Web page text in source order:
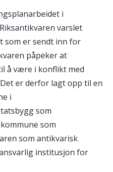
i
varslet
som er sendt inn for
påpeker at
å være i konflikt med
er derfor lagt opp til en
i
som
som
som antikvarisk
institusjon for